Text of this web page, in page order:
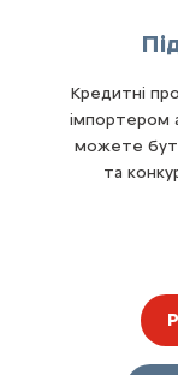
Кредитні
імпортером
можете
та